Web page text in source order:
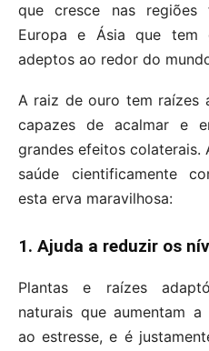
que cresce nas regiões
Europa e Ásia que tem
adeptos ao redor do
A raiz de ouro tem raízes
capazes de acalmar e
grandes efeitos colaterais.
saúde cientificamente
esta erva maravilhosa:
1. Ajuda a reduzir os
Plantas e raízes
naturais que aumentam
ao estresse, e é